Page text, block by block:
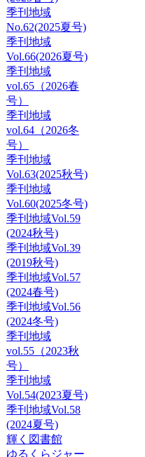
季刊地域
No.62(2025夏号)
季刊地域
Vol.66(2026夏号)
季刊地域
vol.65（2026春
号）
季刊地域
vol.64（2026冬
号）
季刊地域
Vol.63(2025秋号)
季刊地域
Vol.60(2025冬号)
季刊地域Vol.59
(2024秋号)
季刊地域Vol.39
(2019秋号)
季刊地域Vol.57
(2024春号)
季刊地域Vol.56
(2024冬号)
季刊地域
vol.55（2023秋
号）
季刊地域
Vol.54(2023夏号)
季刊地域Vol.58
(2024夏号)
輝く図書館
ゆるくらジャー